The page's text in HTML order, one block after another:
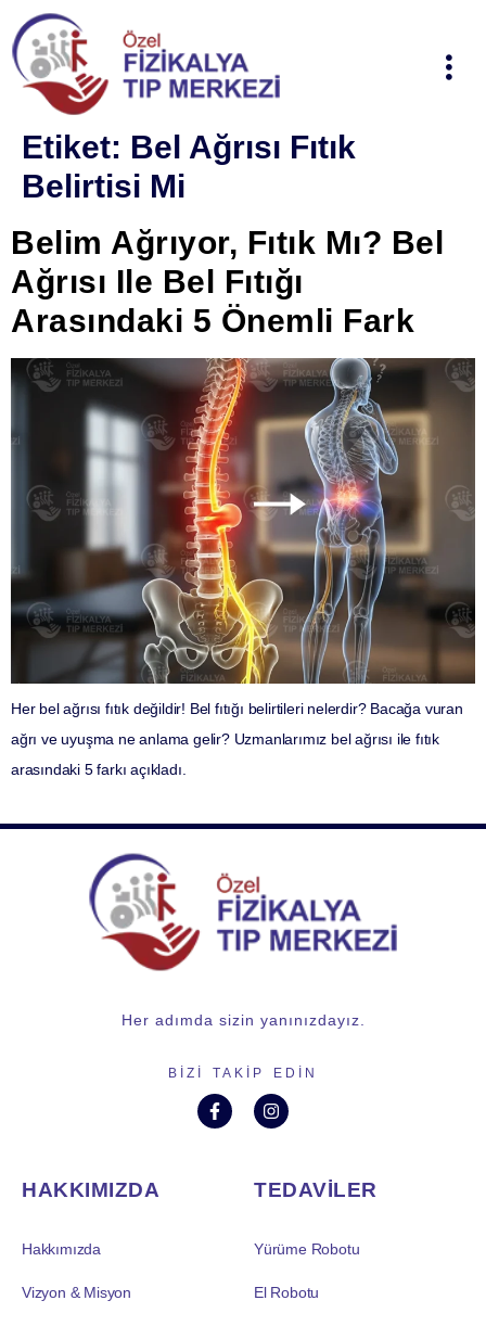
Etiket: Bel Ağrısı Fıtık
Belirtisi Mi
Belim Ağrıyor, Fıtık Mı? Bel
Ağrısı Ile Bel Fıtığı
Arasındaki 5 Önemli Fark
Her bel ağrısı fıtık değildir! Bel fıtığı belirtileri nelerdir? Bacağa vuran
ağrı ve uyuşma ne anlama gelir? Uzmanlarımız bel ağrısı ile fıtık
arasındaki 5 farkı açıkladı.
Her adımda sizin yanınızdayız.
BIZI TAKIP EDIN
HAKKIMIZDA
Hakkımızda
Vizyon & Misyon
TEDAVİLER
Yürüme Robotu
El Robotu